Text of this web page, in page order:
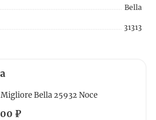
Bella
31313
₽
Bella 25932 Noce